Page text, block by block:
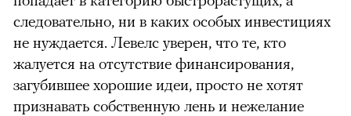
следовательно, ни в каких особых инвестициях
не нуждается. Левелс уверен, что те, кто
жалуется на отсутствие финансирования,
загубившее хорошие идеи, просто не хотят
признавать собственную лень и нежелание